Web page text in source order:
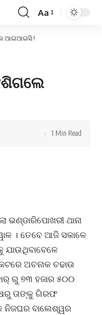
Font
Aa
ଆଇଆଇସି !
1 Min Read
ଥାନା
। ତେବେ ଆଜି ସକାଳେ
ଅଚନାକ ଚଢାଉ
ରୁ ୭୩ ହଜାର ୫୦୦
ତାଙ୍କୁ ଗିରଫ
ନିଜଘର ବାଲେଶ୍ୱର